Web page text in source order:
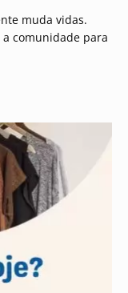
muda vidas.⠀⠀
comunidade para